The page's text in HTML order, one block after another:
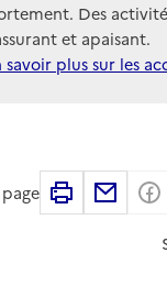
Des
et apaisant.
savoir plus sur les
Imprimer